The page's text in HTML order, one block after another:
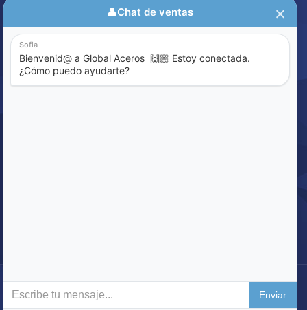
Aviso de Privacidad
Política de Calidad
Sistema de Denuncia